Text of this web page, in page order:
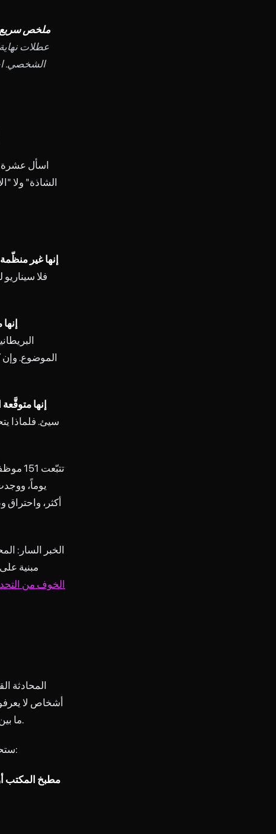
ملخص
عطلات
الشخصي.
اسأل عشرة
الشاذة" ولا
إنها غير
فلا
الموضوع. وإن
إنها متوقَّعة
سيئ. فلماذا
يوماً،
أكثر،
الخبر السار:
مبنية
الخوف من
المحادثة
أشخاص لا
ما بين ثلاثين ثانية وخمس دقائق، ونادراً ما تتطرق إلى شيء مهم. وهذا هو بيت القصيد.
ستحتاج إلى المحادثة القصيرة بالإنجليزية أكثر مما تتصور. إليك أكثر المواقف شيوعاً:
مطبخ المكتب